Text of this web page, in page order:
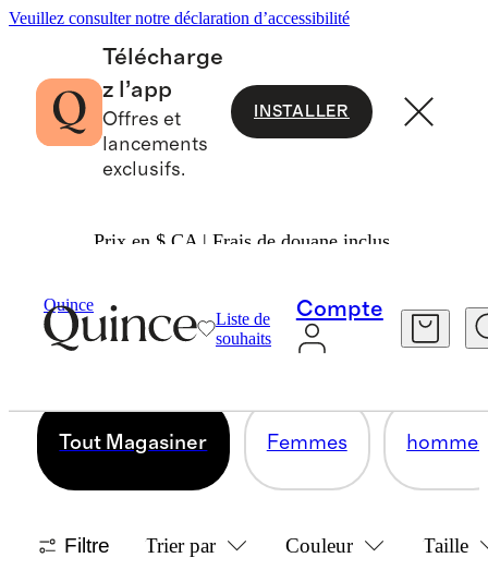
Veuillez consulter notre déclaration d’accessibilité
Télécharge
z l’app
Offres et
lancements
exclusifs.
INSTALLER
Prix en $ CA | Frais de douane inclus.
Quince
Liste de
souhaits
Compte
TOUT MAGASINER
598 articles
Tout Magasiner Femmes hommes
Filtre Trier par Couleur Taille